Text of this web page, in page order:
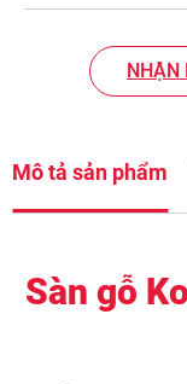
NHẬN
Mô tả sản phẩm
Sàn gỗ